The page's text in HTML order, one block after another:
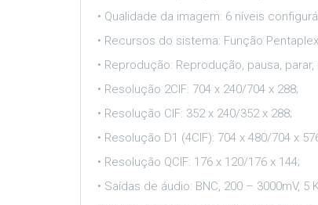
• Qualidade da imagem: 6 níveis
• Recursos do sistema: Função
• Reprodução: Reprodução, pausa,
• Resolução 2CIF: 704 x 240/704 x 288;
• Resolução CIF: 352 x 240/352 x 288;
• Resolução D1 (4CIF): 704 x 480/704 x
• Resolução QCIF: 176 x 120/176 x 144;
• Saídas de áudio: BNC, 200 – 3000mV, 5